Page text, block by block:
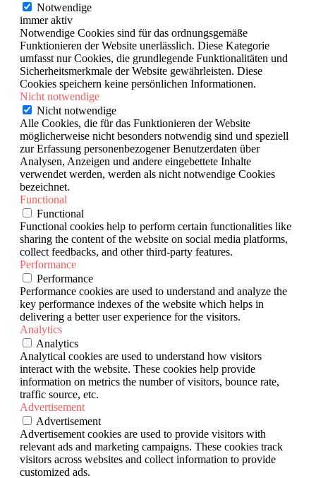
Notwendige
immer aktiv
Notwendige Cookies sind für das ordnungsgemäße
Funktionieren der Website unerlässlich. Diese Kategorie
umfasst nur Cookies, die grundlegende Funktionalitäten und
Sicherheitsmerkmale der Website gewährleisten. Diese
Cookies speichern keine persönlichen Informationen.
Nicht notwendige
Nicht notwendige
Alle Cookies, die für das Funktionieren der Website
möglicherweise nicht besonders notwendig sind und speziell
zur Erfassung personenbezogener Benutzerdaten über
Analysen, Anzeigen und andere eingebettete Inhalte
verwendet werden, werden als nicht notwendige Cookies
bezeichnet.
Functional
Functional
Functional cookies help to perform certain functionalities like
sharing the content of the website on social media platforms,
collect feedbacks, and other third-party features.
Performance
Performance
Performance cookies are used to understand and analyze the
key performance indexes of the website which helps in
delivering a better user experience for the visitors.
Analytics
Analytics
Analytical cookies are used to understand how visitors
interact with the website. These cookies help provide
information on metrics the number of visitors, bounce rate,
traffic source, etc.
Advertisement
Advertisement
Advertisement cookies are used to provide visitors with
relevant ads and marketing campaigns. These cookies track
visitors across websites and collect information to provide
customized ads.